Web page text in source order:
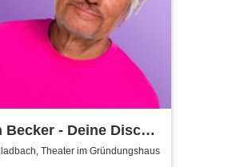
Becker - Deine Disco
in Scheiben
Theater im Gründungshaus